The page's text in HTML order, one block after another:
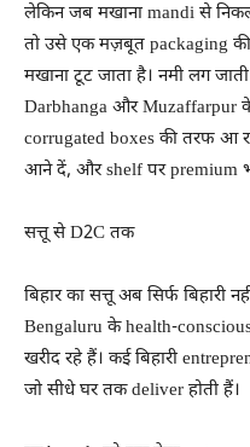
लेकिन जब मखाना mandi से
तो उसे एक मज़बूत packaging
मखाना टूट जाता है। नमी लग
Darbhanga और
corrugated boxes की तरफ आ
आने दें, और shelf पर premium
सत्तू से D2C तक
बिहार का सत्तू अब सिर्फ
Bengaluru के health-
खरीद रहे हैं। कई बिहारी
जो सीधे घर तक deliver होती हैं।